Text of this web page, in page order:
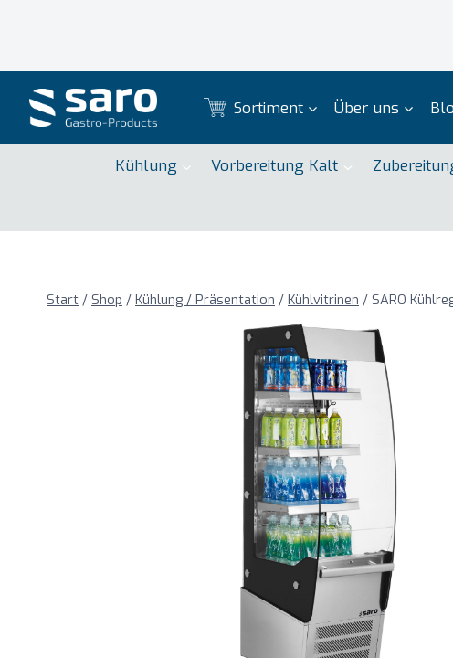
Sortiment Über uns
Kühlung Vorbereitung Kalt
Start / Shop / Kühlung / Präsentation / Kühlvitrinen / SARO